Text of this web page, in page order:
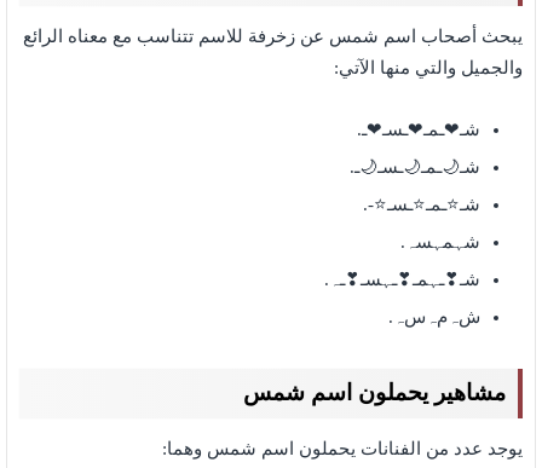
يبحث أصحاب اسم شمس عن زخرفة للاسم تتناسب مع معناه الرائع
والجميل والتي منها الآتي:
شـ❤ـمـ❤ـسـ❤ـ.
شـ🌙ـمـ🌙ـسـ🌙ـ.
شـ⭐️ـمـ⭐️ـسـ⭐️-.
شہمہسہ.
شـ❣ـہمـ❣ـہسـ❣ـہ.
شﮧمﮧسﮧ.
مشاهير يحملون اسم شمس
يوجد عدد من الفنانات يحملون اسم شمس وهما: